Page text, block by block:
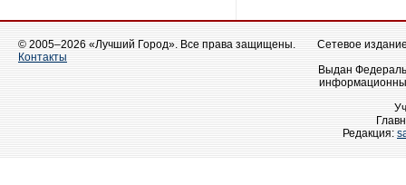
© 2005–2026 «Лучший Город». Все права защищены.
Контакты
Сетевое
Выдан
Редакция: